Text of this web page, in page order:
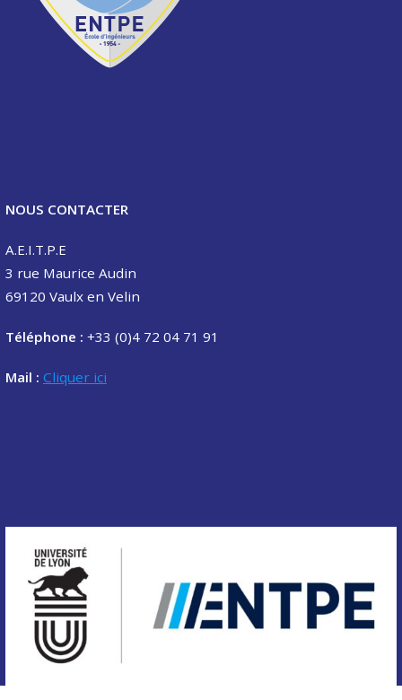
NOUS CONTACTER
A.E.I.T.P.E
3 rue Maurice Audin
69120 Vaulx en Velin
Téléphone : +33 (0)4 72 04 71 91
Mail : Cliquer ici